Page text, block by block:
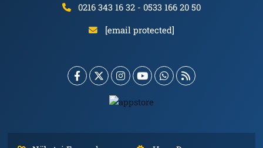
0216 343 16 32 - 0533 166 20 50
[email protected]